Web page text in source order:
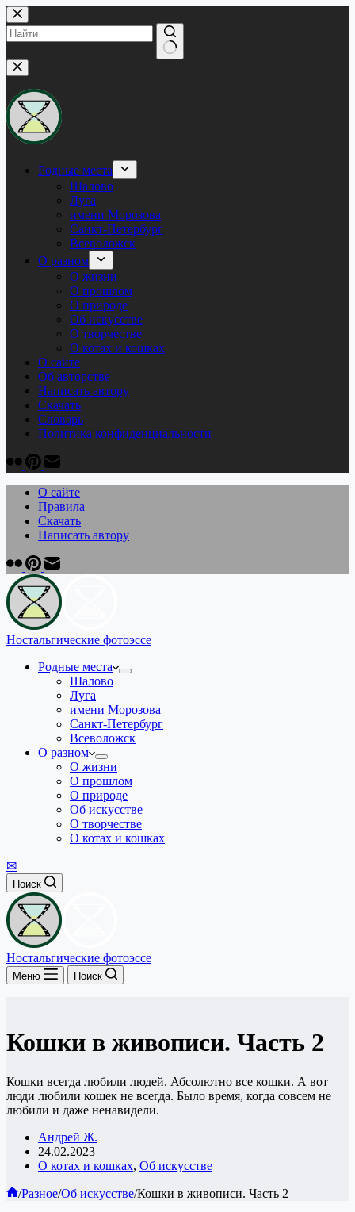
Перейти
к
сути
Ничего
не
найдено
Родные места
Шалово
Луга
имени Морозова
Санкт-Петербург
Всеволожск
О разном
О жизни
О прошлом
О природе
Об искусстве
О творчестве
О котах и кошках
О сайте
Об авторстве
Написать автору
Скачать
Cловарь
Политика конфиденциальности
О сайте
Правила
Скачать
Написать автору
Ностальгические фотоэссе
Родные места
Шалово
Луга
имени Морозова
Санкт-Петербург
Всеволожск
О разном
О жизни
О прошлом
О природе
Об искусстве
О творчестве
О котах и кошках
✉
Поиск
Ностальгические фотоэссе
Меню Поиск
Кошки в живописи. Часть 2
Кошки всегда любили людей. Абсолютно все кошки. А вот
люди любили кошек не всегда. Было время, когда совсем не
любили и даже ненавидели.
Андрей Ж.
24.02.2023
О котах и кошках, Об искусстве
Главная
/Разное/Об искусстве/Кошки в живописи. Часть 2